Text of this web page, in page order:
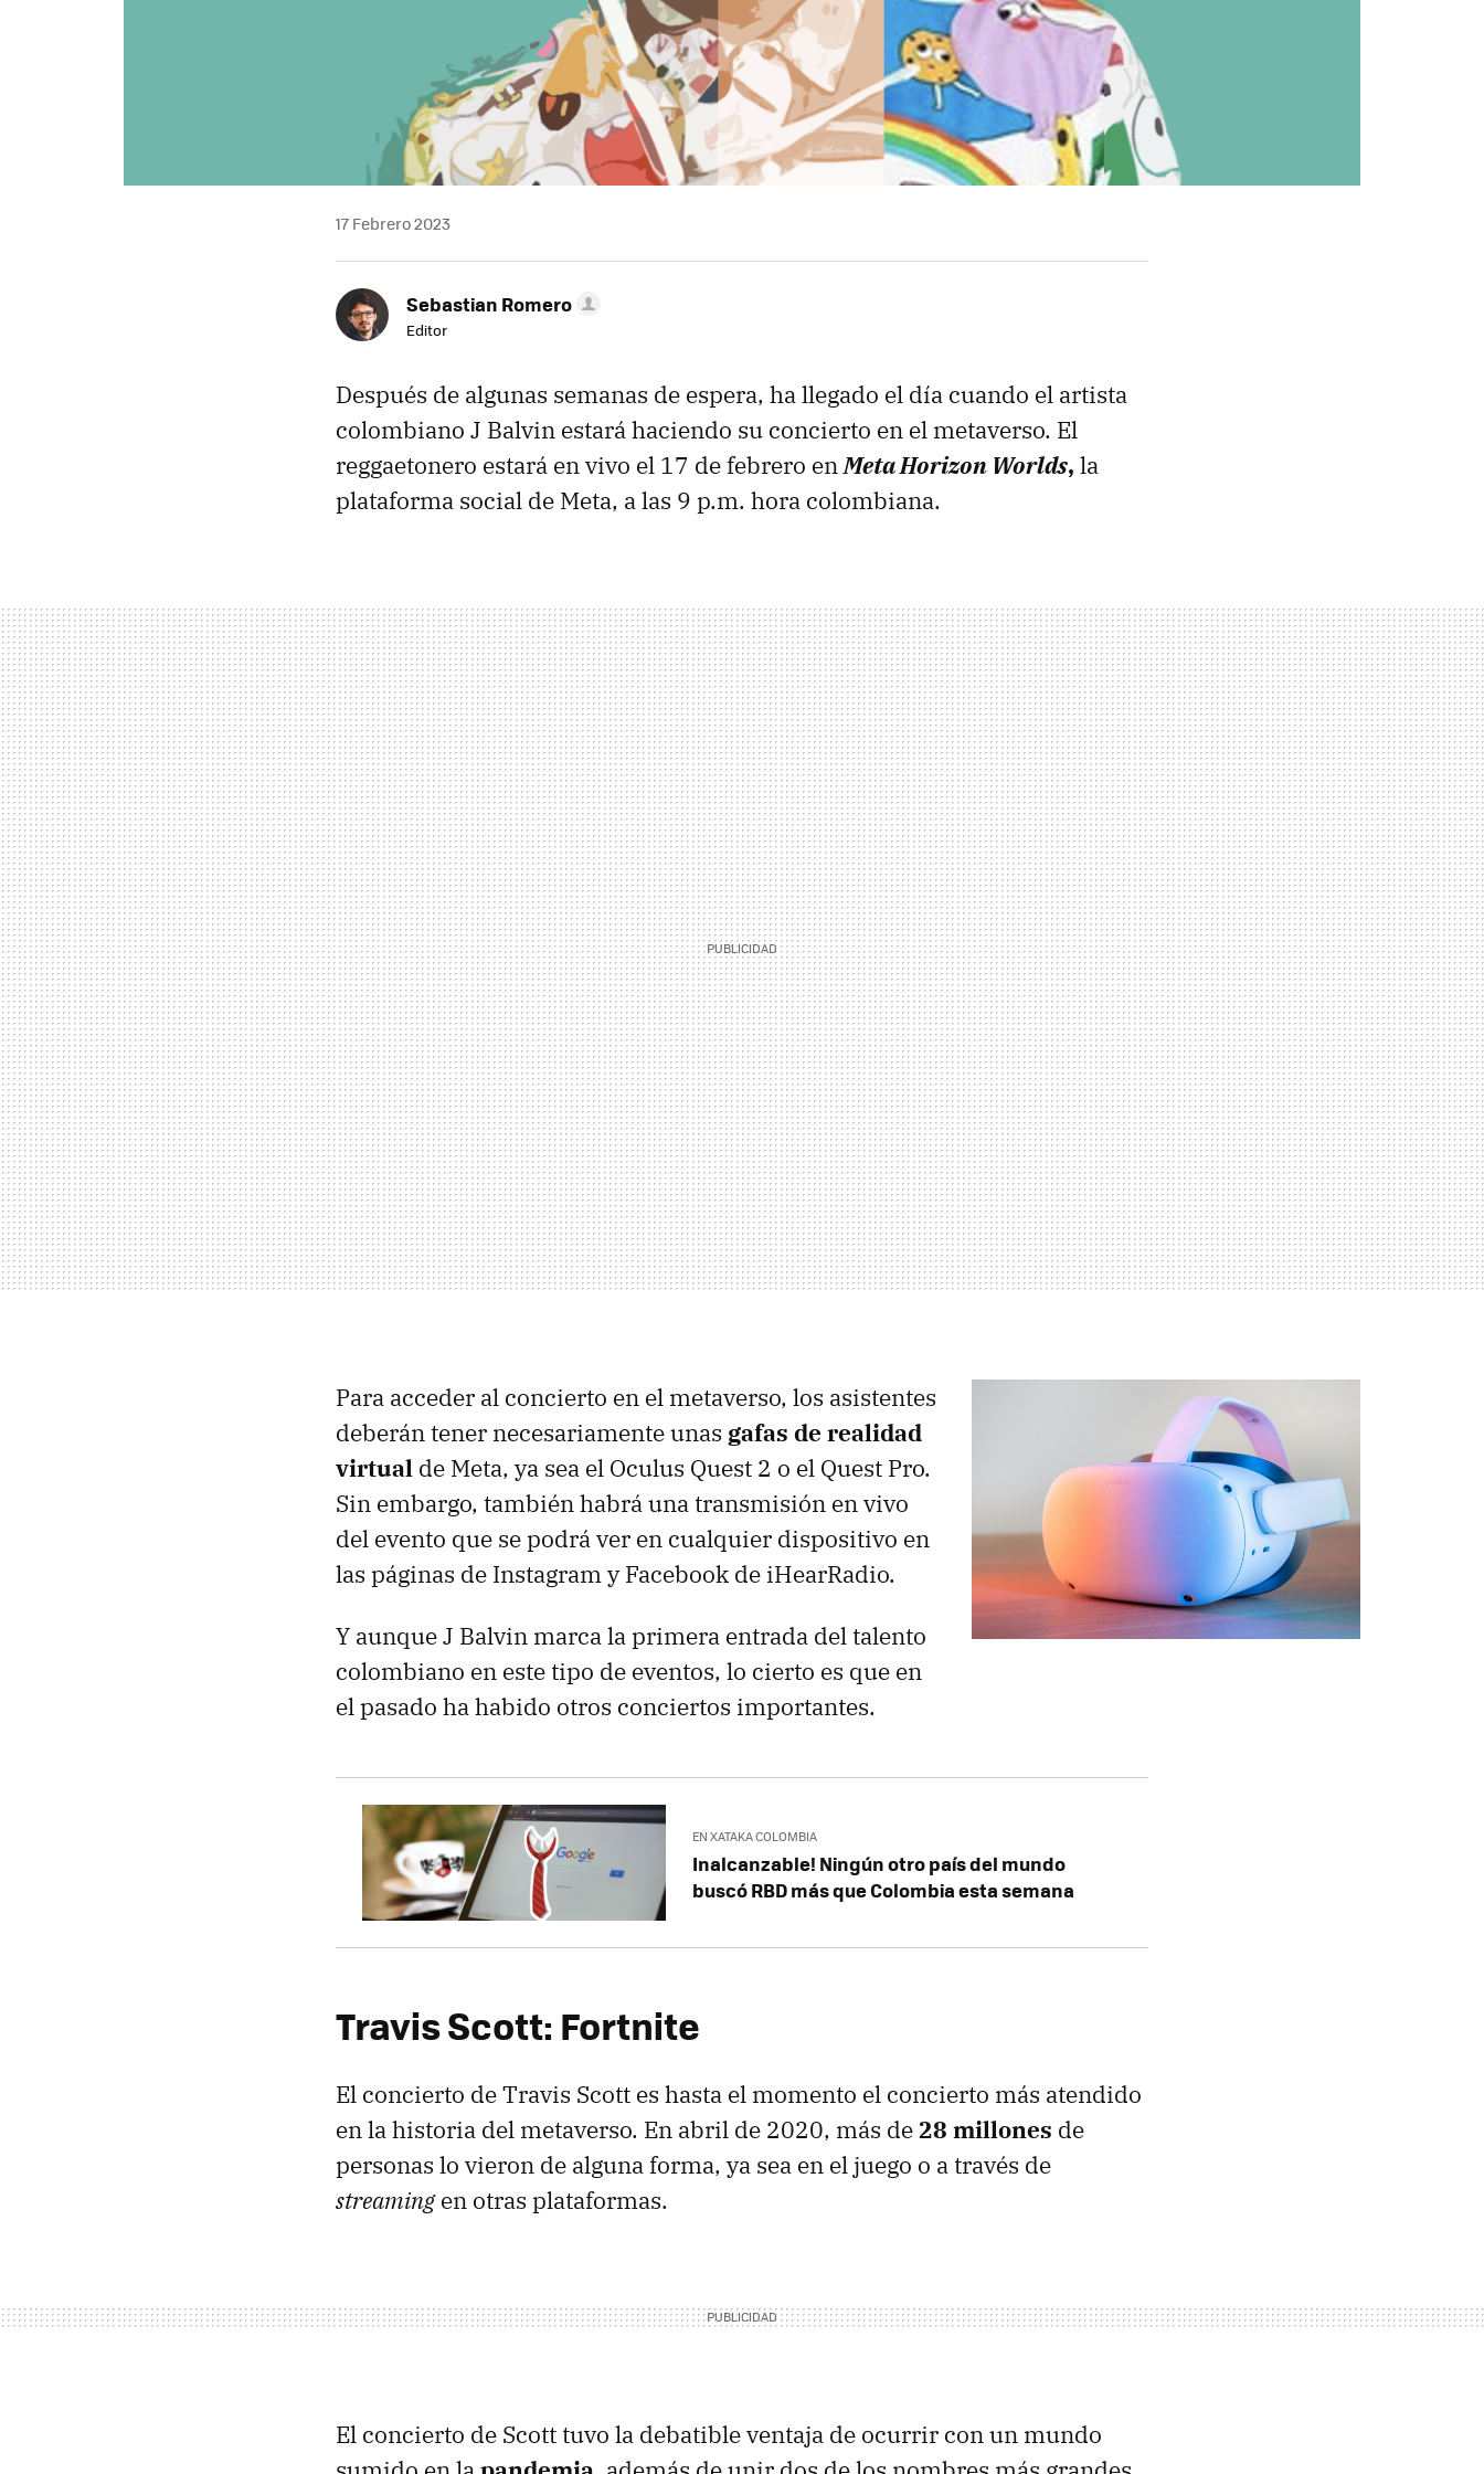
17 Febrero 2023
Sebastian Romero
Editor
Después de algunas semanas de espera, ha llegado el día cuando el artista
colombiano J Balvin estará haciendo su concierto en el metaverso. El
reggaetonero estará en vivo el 17 de febrero enMeta Horizon Worlds, la
plataforma social de Meta, a las 9 p.m. hora colombiana.
Para acceder al concierto en el metaverso, los asistentes
deberán tener necesariamente unas gafas de realidad
virtual de Meta, ya sea el Oculus Quest 2 o el Quest Pro.
Sin embargo, también habrá una transmisión en vivo
del evento que se podrá ver en cualquier dispositivo en
las páginas de Instagram y Facebook de iHearRadio.
Y aunque J Balvin marca la primera entrada del talento
colombiano en este tipo de eventos, lo cierto es que en
el pasado ha habido otros conciertos importantes.
EN XATAKA COLOMBIA
Inalcanzable! Ningún otro país del mundo
buscó RBD más que Colombia esta semana
Travis Scott: Fortnite
El concierto de Travis Scott es hasta el momento el concierto más atendido
en la historia del metaverso. En abril de 2020, más de28 millones de
personas lo vieron de alguna forma, ya sea en el juego o a través de
streamingen otras plataformas.
El concierto de Scott tuvo la debatible ventaja de ocurrir con un mundo